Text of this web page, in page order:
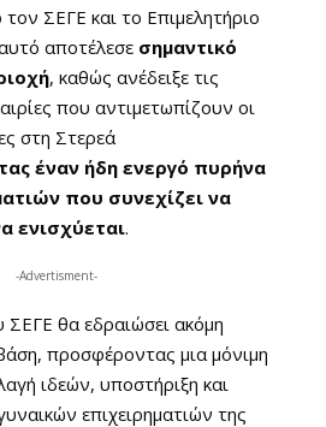
ΣΕΓΕ και το Επιμελητήριο
αποτέλεσε σημαντικό
, καθώς ανέδειξε τις
που αντιμετωπίζουν οι
στη Στερεά
έναν ήδη ενεργό πυρήνα
που συνεχίζει να
ενισχύεται.
-Advertisment-
θα εδραιώσει ακόμη
προσφέροντας μια μόνιμη
ιδεών, υποστήριξη και
επιχειρηματιών της